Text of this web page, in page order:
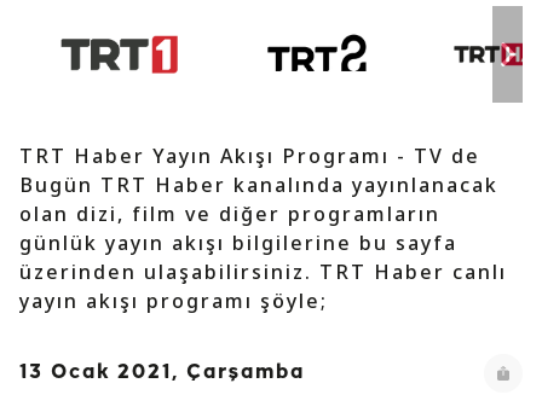
TRT Haber Yayın Akışı Programı - TV de
Bugün TRT Haber kanalında yayınlanacak
olan dizi, film ve diğer programların
günlük yayın akışı bilgilerine bu sayfa
üzerinden ulaşabilirsiniz. TRT Haber canlı
yayın akışı programı şöyle;
13 Ocak 2021, Çarşamba